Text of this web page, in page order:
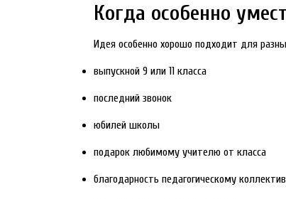
Когда особенно
Идея особенно хорошо подходит для
выпускной 9 или 11 класса
последний звонок
юбилей школы
подарок любимому учителю от класса
благодарность педагогическому